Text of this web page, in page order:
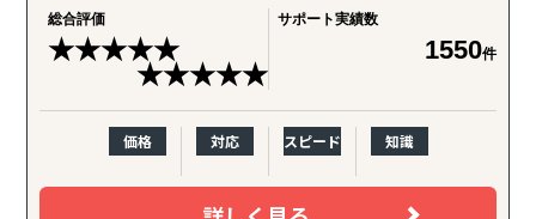
総合評価
★★★★★
★★★★★
サポート実績数
1550件
価格 対応 スピード 知識